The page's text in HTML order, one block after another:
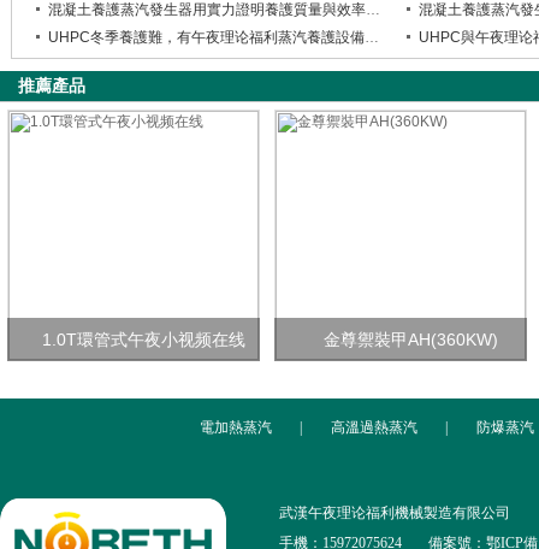
混凝土養護蒸汽發生器用實力證明養護質量與效率並存
混凝土養護蒸汽
UHPC冬季養護難，有午夜理论福利蒸汽養護設備都不是事兒
推薦產品
1.0T環管式午夜小视频在线 金尊禦裝甲AH(360KW)
電加熱蒸汽 高溫過熱蒸汽 防爆蒸汽
武漢午夜理论福利機械製造有限公司
手機：15972075624
備案號：鄂ICP備